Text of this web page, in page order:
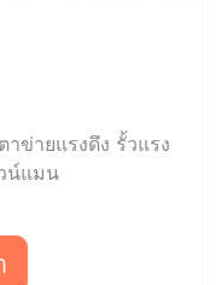
ข่ายแรงดึง รั้วแรง
น์แมน